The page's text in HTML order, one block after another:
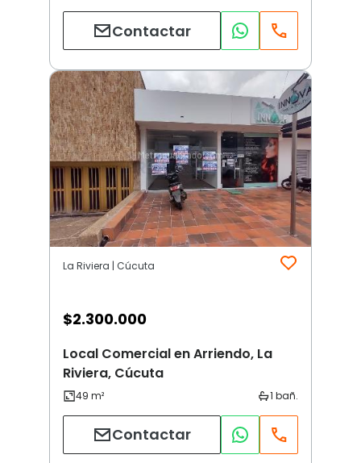
Contactar
La Riviera | Cúcuta
$2.300.000
Local Comercial en Arriendo, La
Riviera, Cúcuta
Contactar